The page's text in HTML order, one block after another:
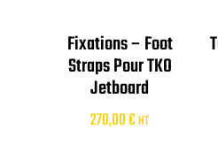
Fixations – Foot
Straps Pour TKO
Jetboard
270,00€HT